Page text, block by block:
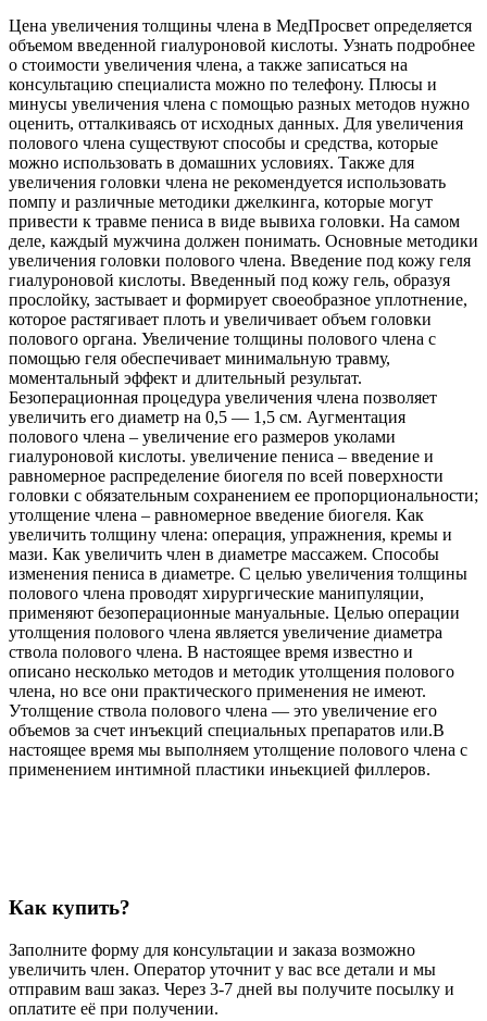
Цена увеличения толщины члена в МедПросвет определяется
объемом введенной гиалуроновой кислоты. Узнать подробнее
о стоимости увеличения члена, а также записаться на
консультацию специалиста можно по телефону. Плюсы и
минусы увеличения члена с помощью разных методов нужно
оценить, отталкиваясь от исходных данных. Для увеличения
полового члена существуют способы и средства, которые
можно использовать в домашних условиях. Также для
увеличения головки члена не рекомендуется использовать
помпу и различные методики джелкинга, которые могут
привести к травме пениса в виде вывиха головки. На самом
деле, каждый мужчина должен понимать. Основные методики
увеличения головки полового члена. Введение под кожу геля
гиалуроновой кислоты. Введенный под кожу гель, образуя
прослойку, застывает и формирует своеобразное уплотнение,
которое растягивает плоть и увеличивает объем головки
полового органа. Увеличение толщины полового члена с
помощью геля обеспечивает минимальную травму,
моментальный эффект и длительный результат.
Безоперационная процедура увеличения члена позволяет
увеличить его диаметр на 0,5 — 1,5 см. Аугментация
полового члена – увеличение его размеров уколами
гиалуроновой кислоты. увеличение пениса – введение и
равномерное распределение биогеля по всей поверхности
головки с обязательным сохранением ее пропорциональности;
утолщение члена – равномерное введение биогеля. Как
увеличить толщину члена: операция, упражнения, кремы и
мази. Как увеличить член в диаметре массажем. Способы
изменения пениса в диаметре. С целью увеличения толщины
полового члена проводят хирургические манипуляции,
применяют безоперационные мануальные. Целью операции
утолщения полового члена является увеличение диаметра
ствола полового члена. В настоящее время известно и
описано несколько методов и методик утолщения полового
члена, но все они практического применения не имеют.
Утолщение ствола полового члена — это увеличение его
объемов за счет инъекций специальных препаратов или.В
настоящее время мы выполняем утолщение полового члена с
применением интимной пластики иньекцией филлеров.
Как купить?
Заполните форму для консультации и заказа возможно
увеличить член. Оператор уточнит у вас все детали и мы
отправим ваш заказ. Через 3-7 дней вы получите посылку и
оплатите её при получении.